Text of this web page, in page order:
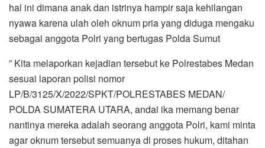
hal ini dimana anak dan istrinya hampir saja kehilangan
nyawa karena ulah oleh oknum pria yang diduga mengaku
sebagai anggota Polri yang bertugas Polda Sumut
” Kita melaporkan kejadian tersebut ke Polrestabes Medan
sesuai laporan polisi nomor
LP/B/3125/X/2022/SPKT/POLRESTABES MEDAN/
POLDA SUMATERA UTARA, andai ika memang benar
nantinya mereka adalah seorang anggota Polri, kami minta
agar oknum tersebut semuanya di proses hukum, ditahan